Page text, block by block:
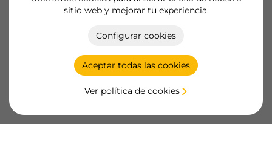
sitio web y mejorar tu experiencia.
Configurar cookies
Aceptar todas las cookies
Ver política de cookies
Ficha de producto